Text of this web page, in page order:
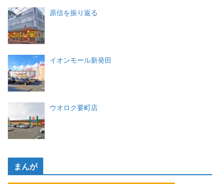
原信を振り返る
イオンモール新発田
ウオロク要町店
まんが